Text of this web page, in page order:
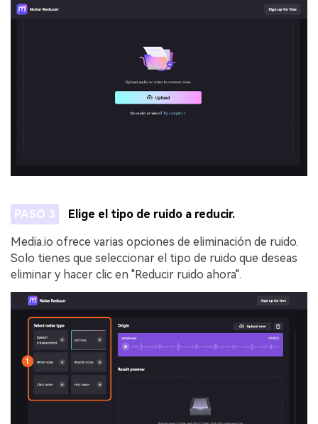
PASO 3 Elige el tipo de ruido a reducir.
Media.io ofrece varias opciones de eliminación de ruido.
Solo tienes que seleccionar el tipo de ruido que deseas
eliminar y hacer clic en "Reducir ruido ahora".